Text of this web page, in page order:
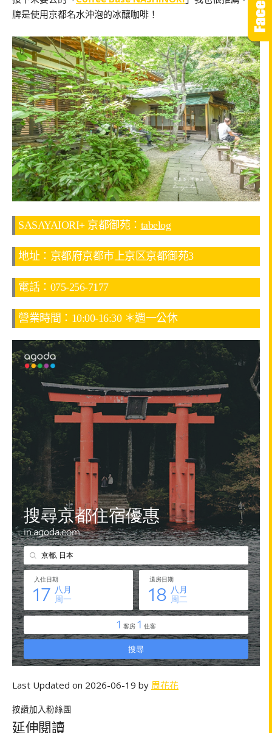
牌是使用京都名水沖泡的冰釀咖啡！
SASAYAIORI+ 京都御苑： tabelog
地址：京都府京都市上京区京都御苑3
電話：075-256-7177
營業時間：10:00-16:30 ＊週一公休
Last Updated on 2026-06-19 by 周花花
按讚加入粉絲團
延伸閱讀